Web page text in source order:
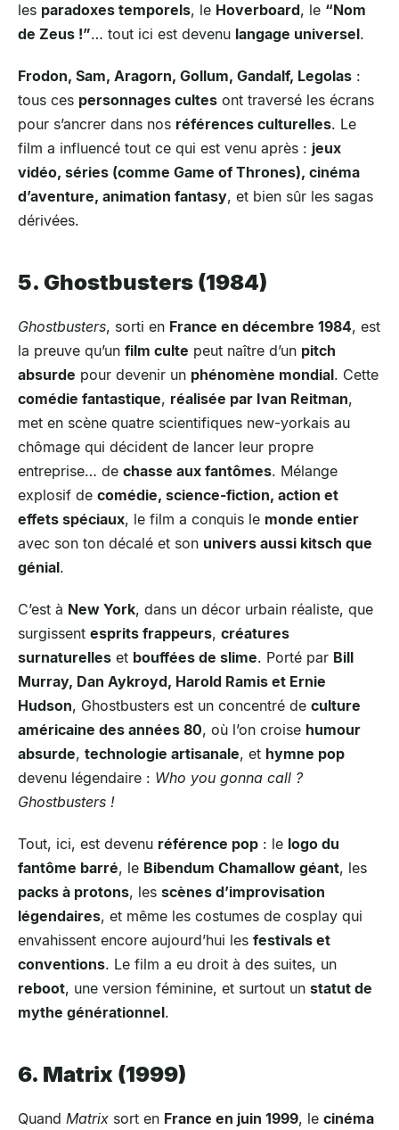
les paradoxes temporels, le Hoverboard, le “Nom
de Zeus !”… tout ici est devenu langage universel.
Frodon, Sam, Aragorn, Gollum, Gandalf, Legolas :
tous ces personnages cultes ont traversé les écrans
pour s’ancrer dans nos références culturelles. Le
film a influencé tout ce qui est venu après : jeux
vidéo, séries (comme Game of Thrones), cinéma
d’aventure, animation fantasy, et bien sûr les sagas
dérivées.
5. Ghostbusters (1984)
Ghostbusters, sorti en France en décembre 1984, est
la preuve qu’un film culte peut naître d’un pitch
absurde pour devenir un phénomène mondial. Cette
comédie fantastique, réalisée par Ivan Reitman,
met en scène quatre scientifiques new-yorkais au
chômage qui décident de lancer leur propre
entreprise… de chasse aux fantômes. Mélange
explosif de comédie, science-fiction, action et
effets spéciaux, le film a conquis le monde entier
avec son ton décalé et son univers aussi kitsch que
génial.
C’est à New York, dans un décor urbain réaliste, que
surgissent esprits frappeurs, créatures
surnaturelles et bouffées de slime. Porté par Bill
Murray, Dan Aykroyd, Harold Ramis et Ernie
Hudson, Ghostbusters est un concentré de culture
américaine des années 80, où l’on croise humour
absurde, technologie artisanale, et hymne pop
devenu légendaire : Who you gonna call ?
Ghostbusters !
Tout, ici, est devenu référence pop : le logo du
fantôme barré, le Bibendum Chamallow géant, les
packs à protons, les scènes d’improvisation
légendaires, et même les costumes de cosplay qui
envahissent encore aujourd’hui les festivals et
conventions. Le film a eu droit à des suites, un
reboot, une version féminine, et surtout un statut de
mythe générationnel.
6. Matrix (1999)
Quand Matrix sort en France en juin 1999, le cinéma